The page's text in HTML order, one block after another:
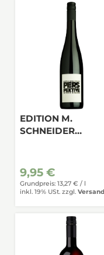
EDITION M.
SCHNEIDER
9,95 €
Grundpreis: 13,27 € / l
inkl. 19% USt. zzgl. Versand